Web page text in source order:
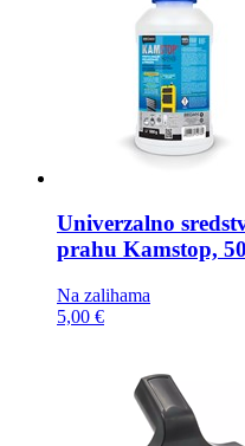
Univerzalno
prahu Kamstop,
Na zalihama
5,00 €